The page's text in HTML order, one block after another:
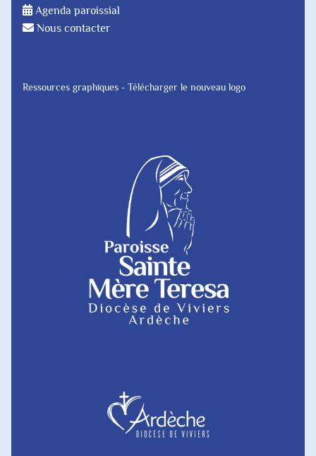
Agenda paroissial
Nous contacter
Ressources graphiques - Télécharger le nouveau logo